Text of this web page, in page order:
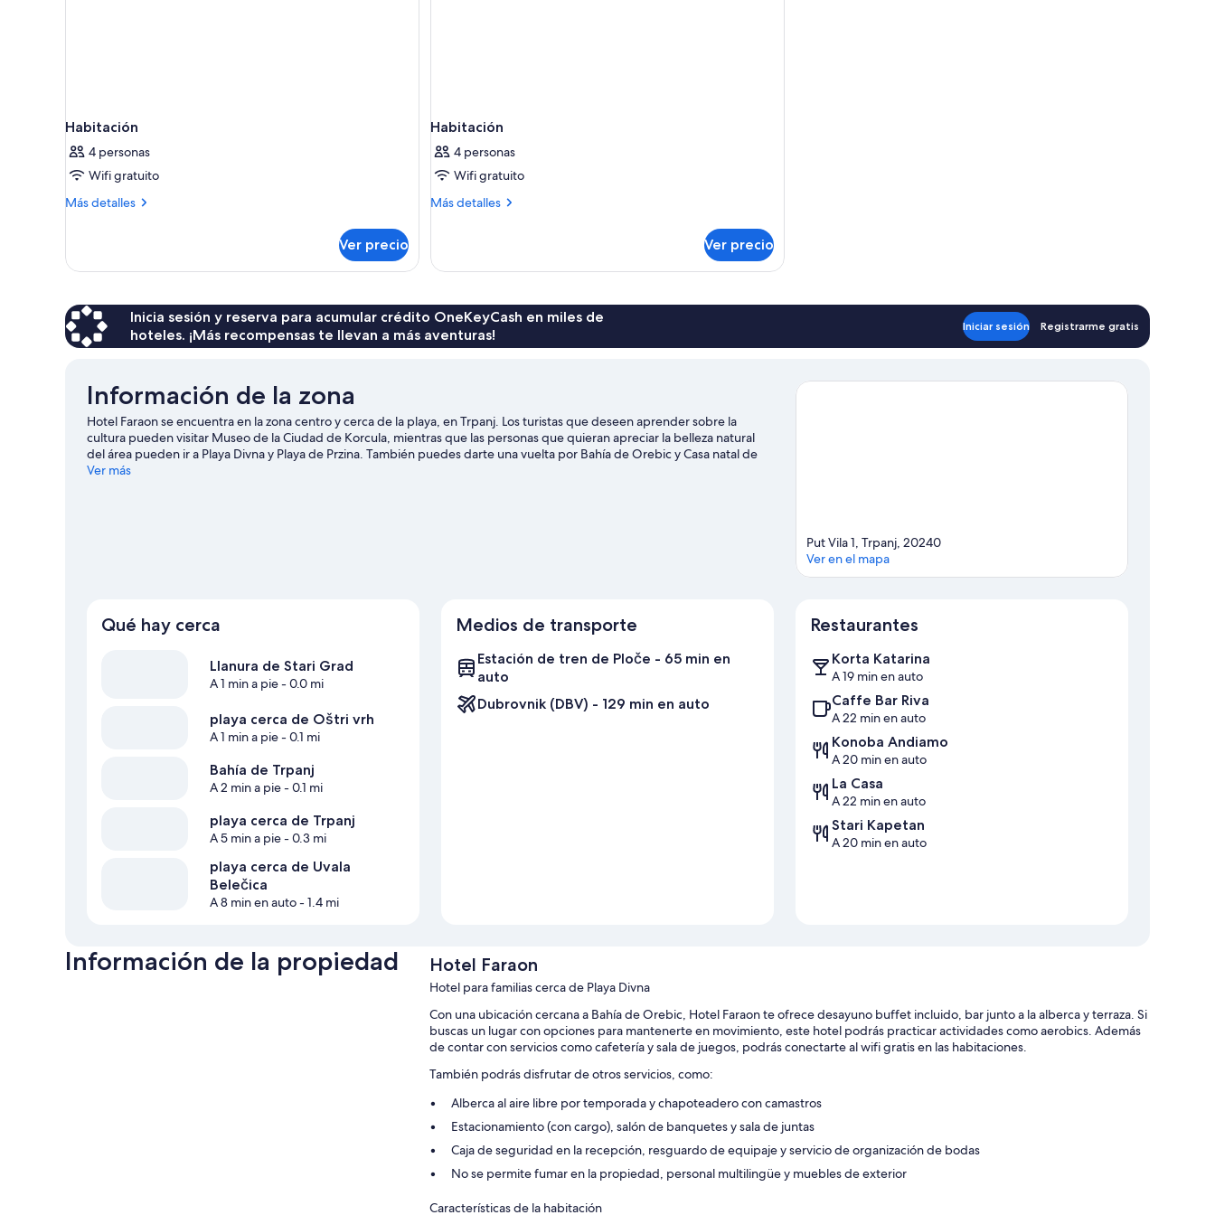
Habitación
4 personas
Wifi gratuito
Más detalles
Más
Ver precio
Habitación
4 personas
Wifi gratuito
Más detalles
Más
Ver precio
Inicia sesión y reserva para acumular crédito OneKeyCash en miles de
hoteles. ¡Más recompensas te llevan a más aventuras!
Iniciar sesión Registrarme gratis
Información de la zona
Hotel Faraon se encuentra en la zona centro y cerca de la playa, en Trpanj. Los turistas que deseen aprender sobre la
cultura pueden visitar Museo de la Ciudad de Korcula, mientras que las personas que quieran apreciar la belleza natural
del área pueden ir a Playa Divna y Playa de Przina. También puedes darte una vuelta por Bahía de Orebic y Casa natal de
Marco Polo. En la zona, puedes practicar actividades como windsurf y tours en bote, o disfrutar del aire libre mientras
Ver más
Put Vila 1, Trpanj, 20240
Ver en el mapa
Qué hay cerca
Llanura de Stari Grad
A 1 min a pie- 0.0 mi
playa cerca de Oštri vrh
A 1 min a pie- 0.1 mi
Bahía de Trpanj
A 2 min a pie- 0.1 mi
playa cerca de Trpanj
A 5 min a pie- 0.3 mi
playa cerca de Uvala
Belečica
A 8 min en auto- 1.4 mi
Medios de transporte
Estación de tren de Ploče - 65 min en
auto
Dubrovnik (DBV) - 129 min en auto
Restaurantes
Korta Katarina
A 19 min en auto
Caffe Bar Riva
A 22 min en auto
Konoba Andiamo
A 20 min en auto
La Casa
A 22 min en auto
Stari Kapetan
A 20 min en auto
Información de la propiedad Hotel Faraon
Hotel para familias cerca de Playa Divna
Con una ubicación cercana a Bahía de Orebic, Hotel Faraon te ofrece desayuno buffet incluido, bar junto a la alberca y terraza. Si
buscas un lugar con opciones para mantenerte en movimiento, este hotel podrás practicar actividades como aerobics. Además
de contar con servicios como cafetería y sala de juegos, podrás conectarte al wifi gratis en las habitaciones.
También podrás disfrutar de otros servicios, como:
Alberca al aire libre por temporada y chapoteadero con camastros
Estacionamiento (con cargo), salón de banquetes y sala de juntas
Caja de seguridad en la recepción, resguardo de equipaje y servicio de organización de bodas
No se permite fumar en la propiedad, personal multilingüe y muebles de exterior
Características de la habitación